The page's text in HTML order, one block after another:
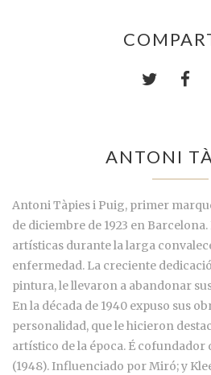
ANTONI
Antoni Tàpies i Puig, primer
de diciembre de 1923 en
artísticas durante la larga
enfermedad. La creciente
pintura, le llevaron a abandonar
En la década de 1940 expuso sus
personalidad, que le hicieron
artístico de la época. É cofundador
(1948). Influenciado por Miró; y